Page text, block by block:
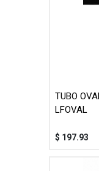
TUBO
LFOVAL
$ 197.93